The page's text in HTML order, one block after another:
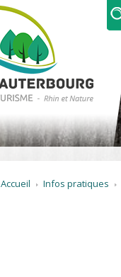
Accueil Infos pratiques